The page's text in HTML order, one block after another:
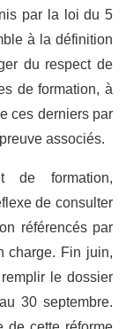
par la loi du 5
à la définition
du respect de
de formation, à
ces derniers par
associés.
de formation,
de consulter
référencés par
charge. Fin juin,
le dossier
30 septembre.